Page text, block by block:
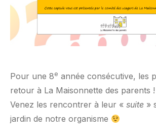
Pour une 8e année consécutive, les
retour à La Maisonnette des parents !
Venez les rencontrer à leur « suite »
jardin de notre organisme